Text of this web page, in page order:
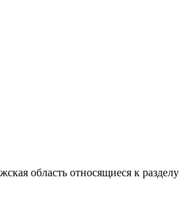
область относящиеся к разделу